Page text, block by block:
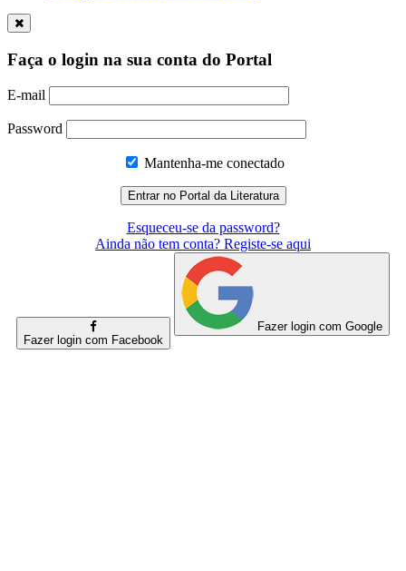
Faça o login na sua conta do Portal
E-mail
Password
Mantenha-me conectado
Esqueceu-se da password?
Ainda não tem conta? Registe-se aqui
Fazer login com Facebook
Fazer login com Google